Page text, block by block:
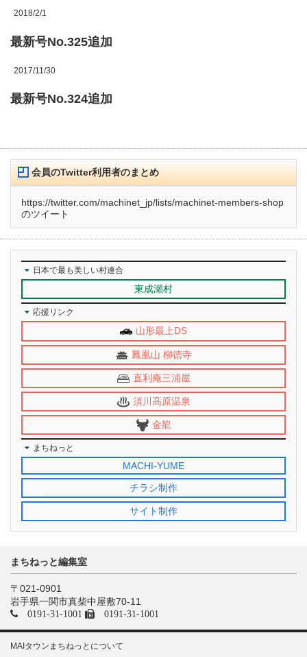
2018/2/1
最新号No.325追加
2017/11/30
最新号No.324追加
会員のTwitter利用者のまとめ
https://twitter.com/machinet_jp/lists/machinet-members-shop
のツイート
日本で最も美しい村連合
東成瀬村
応援リンク
山形最上DS
鳳凰山 柳徳寺
直利庵三浦屋
須川高原温泉
金龍
まちねっと
MACHI-YUME
チラシ制作
サイト制作
まちねっと編集室
〒021-0901
岩手県一関市真柴中屋敷70-11
0191-31-1001 0191-31-1001
MAIタウンまちねっとについて